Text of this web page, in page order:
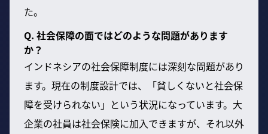
た。
Q. 社会保障の面ではどのような問題があります
か？
インドネシアの社会保障制度には深刻な問題があり
ます。現在の制度設計では、「貧しくないと社会保
障を受けられない」という状況になっています。大
企業の社員は社会保険に加入できますが、それ以外